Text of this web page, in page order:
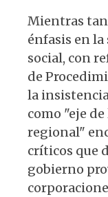
Mientras
énfasis en
social, con
de
la
como "eje
regional"
críticos que
gobierno